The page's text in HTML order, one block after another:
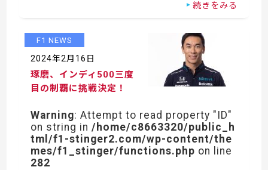
続きをみる
F1 NEWS
2024年2月16日
琢磨、インディ500三度
目の制覇に挑戦決定！
Warning: Attempt to read property "ID"
on string in/home/c8663320/public_h
tml/f1-stinger2.com/wp-content/the
mes/f1_stinger/functions.php on line
282